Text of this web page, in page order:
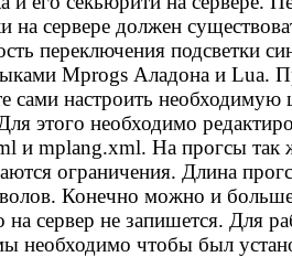
на сервере должен
переключения подсветки
Mprogs Аладона и Lua.
сами настроить необходимую
этого необходимо
и mplang.xml. На прогсы так
ограничения. Длина
Конечно можно и больше
на сервер не запишется. Для
необходимо чтобы был